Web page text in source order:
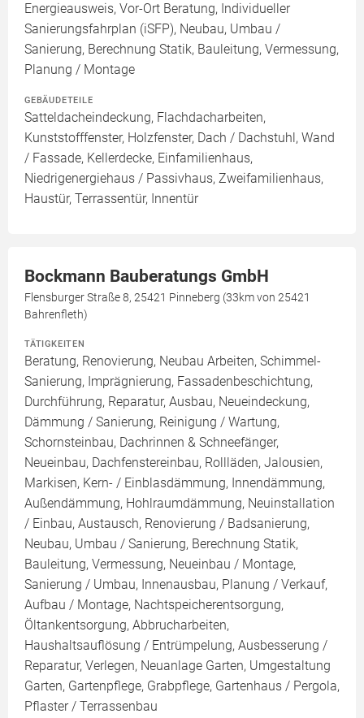
Energieausweis, Vor-Ort Beratung, Individueller
Sanierungsfahrplan (iSFP), Neubau, Umbau /
Sanierung, Berechnung Statik, Bauleitung, Vermessung,
Planung / Montage
GEBÄUDETEILE
Satteldacheindeckung, Flachdacharbeiten,
Kunststofffenster, Holzfenster, Dach / Dachstuhl, Wand
/ Fassade, Kellerdecke, Einfamilienhaus,
Niedrigenergiehaus / Passivhaus, Zweifamilienhaus,
Haustür, Terrassentür, Innentür
Bockmann Bauberatungs GmbH
Flensburger Straße 8, 25421 Pinneberg (33km von 25421
Bahrenfleth)
TÄTIGKEITEN
Beratung, Renovierung, Neubau Arbeiten, Schimmel-
Sanierung, Imprägnierung, Fassadenbeschichtung,
Durchführung, Reparatur, Ausbau, Neueindeckung,
Dämmung / Sanierung, Reinigung / Wartung,
Schornsteinbau, Dachrinnen & Schneefänger,
Neueinbau, Dachfenstereinbau, Rollläden, Jalousien,
Markisen, Kern- / Einblasdämmung, Innendämmung,
Außendämmung, Hohlraumdämmung, Neuinstallation
/ Einbau, Austausch, Renovierung / Badsanierung,
Neubau, Umbau / Sanierung, Berechnung Statik,
Bauleitung, Vermessung, Neueinbau / Montage,
Sanierung / Umbau, Innenausbau, Planung / Verkauf,
Aufbau / Montage, Nachtspeicherentsorgung,
Öltankentsorgung, Abbrucharbeiten,
Haushaltsauflösung / Entrümpelung, Ausbesserung /
Reparatur, Verlegen, Neuanlage Garten, Umgestaltung
Garten, Gartenpflege, Grabpflege, Gartenhaus / Pergola,
Pflaster / Terrassenbau